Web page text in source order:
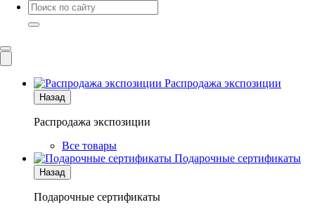
Распродажа экспозиции
Назад
Распродажа экспозиции
Все товары
Подарочные сертификаты
Назад
Подарочные сертификаты